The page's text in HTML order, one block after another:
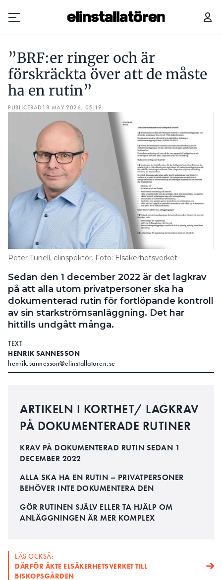
Prenumerera
Hantera prenumeration
Lediga jobb
Annonsera
Läs E-tidningen
Om tidningen
Kontakt
Personuppgifter
Search for:
SEARCH
”BRF:er ringer och är
förskräckta över att de måste
ha en rutin”
PUBLICERAD 18 MAY 2026, 05:19
Peter Tunell, elinspektör. Foto: Elsäkerhetsverket
Sedan den 1 december 2022 är det lagkrav
på att alla utom privatpersoner ska ha
dokumenterad rutin för fortlöpande kontroll
av sin starkströmsanläggning. Det har
hittills undgått många.
TEXT
HENRIK SANNESSON
henrik.sannesson@elinstallatoren.se
ARTIKELN I KORTHET/ LAGKRAV
PÅ DOKUMENTERADE RUTINER
KRAV PÅ DOKUMENTERAD RUTIN SEDAN 1
DECEMBER 2022
ALLA SKA HA EN RUTIN – PRIVATPERSONER
BEHÖVER INTE DOKUMENTERA DEN
GÖR RUTINEN SJÄLV ELLER TA HJÄLP OM
ANLÄGGNINGEN ÄR MER KOMPLEX
LÄS OCKSÅ:
DÄRFÖR ÅKTE ELSÄKERHETSVERKET TILL
BISKOPSGÅRDEN